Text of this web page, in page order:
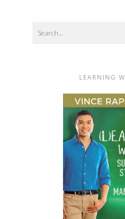
LEARNING